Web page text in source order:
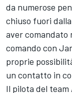
da numerose
chiuso fuori
aver comandato
comando con
proprie
un contatto in
Il pilota del